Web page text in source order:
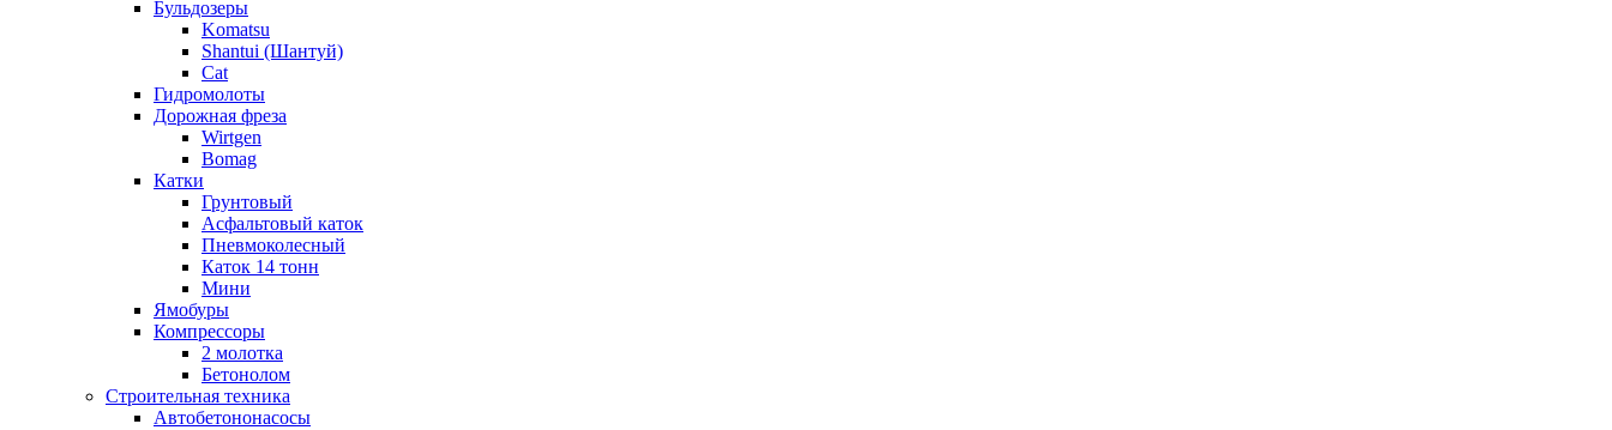
Бульдозеры
Komatsu
Shantui (Шантуй)
Cat
Гидромолоты
Дорожная фреза
Wirtgen
Bomag
Катки
Грунтовый
Асфальтовый каток
Пневмоколесный
Каток 14 тонн
Мини
Ямобуры
Компрессоры
2 молотка
Бетонолом
Строительная техника
Автобетононасосы